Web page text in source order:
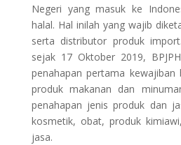
Negeri yang masuk ke
halal. Hal inilah yang wajib
serta distributor produk
sejak 17 Oktober 2019,
penahapan pertama kewajiban
produk makanan dan
penahapan jenis produk dan
kosmetik, obat, produk
jasa.